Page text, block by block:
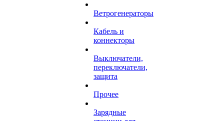
Ветрогенераторы
Кабель и
коннекторы
Выключатели,
переключатели,
защита
Прочее
Зарядные